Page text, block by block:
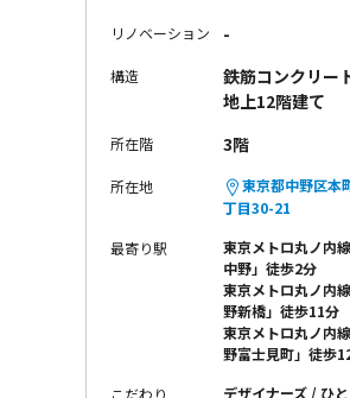
リノベーション -
構造
鉄筋コンクリー
地上12階建て
所在階 3階
所在地
東京都中野区本
丁目30-21
最寄り駅
東京メトロ丸ノ内
中野」徒歩2分
東京メトロ丸ノ内
野新橋」徒歩11分
東京メトロ丸ノ内
野富士見町」徒歩
こだわり デザイナーズ ひ